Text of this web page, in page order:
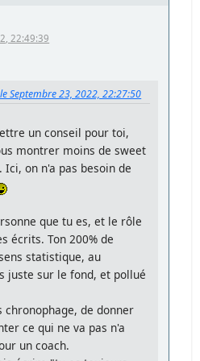
22:49:39
Septembre 23, 2022, 22:27:50
un conseil pour toi,
montrer moins de sweet
on n'a pas besoin de
que tu es, et le rôle
écrits. Ton 200% de
statistique, au
juste sur le fond, et pollué
de donner
ce qui ne va pas n'a
un coach.